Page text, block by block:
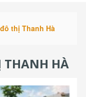
thị Thanh Hà
THANH HÀ